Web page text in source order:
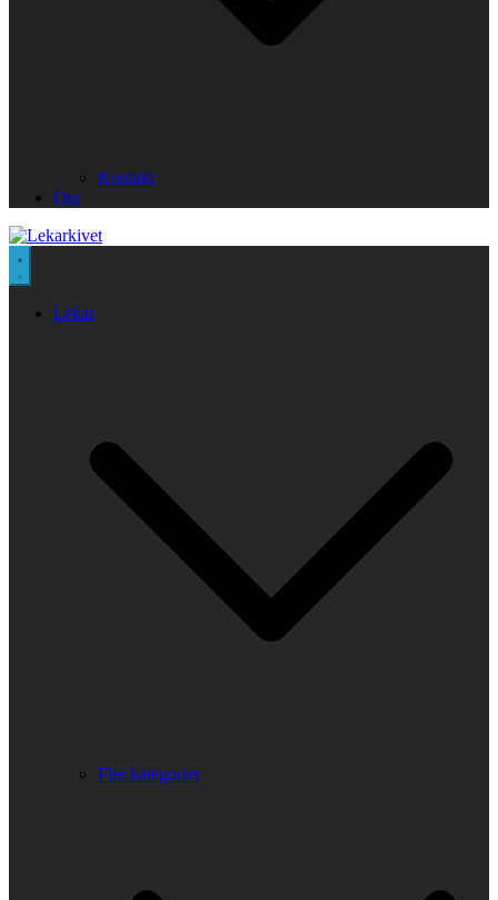
Kontakt
Om
Lekar
Fler kategorier